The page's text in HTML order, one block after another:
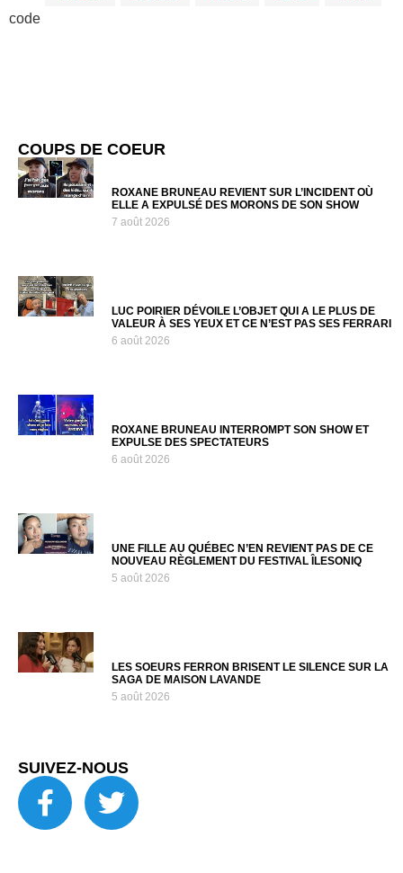
code
COUPS DE COEUR
ROXANE BRUNEAU REVIENT SUR L’INCIDENT OÙ
ELLE A EXPULSÉ DES MORONS DE SON SHOW
7 août 2026
LUC POIRIER DÉVOILE L’OBJET QUI A LE PLUS DE
VALEUR À SES YEUX ET CE N’EST PAS SES FERRARI
6 août 2026
ROXANE BRUNEAU INTERROMPT SON SHOW ET
EXPULSE DES SPECTATEURS
6 août 2026
UNE FILLE AU QUÉBEC N’EN REVIENT PAS DE CE
NOUVEAU RÈGLEMENT DU FESTIVAL ÎLESONIQ
5 août 2026
LES SOEURS FERRON BRISENT LE SILENCE SUR LA
SAGA DE MAISON LAVANDE
5 août 2026
SUIVEZ-NOUS